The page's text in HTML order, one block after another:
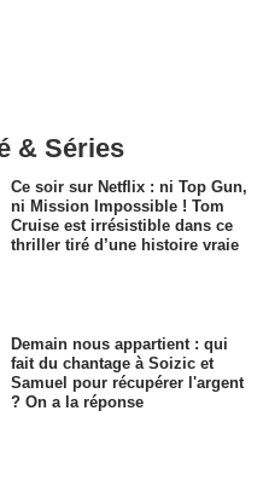
& Séries
Ce soir sur Netflix : ni Top Gun,
ni Mission Impossible ! Tom
Cruise est irrésistible dans ce
thriller tiré d’une histoire vraie
Demain nous appartient : qui
fait du chantage à Soizic et
Samuel pour récupérer l'argent
? On a la réponse